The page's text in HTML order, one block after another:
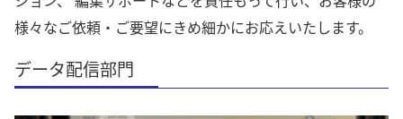
様々なご依頼・ご要望にきめ細かにお応えいたします。
データ配信部門